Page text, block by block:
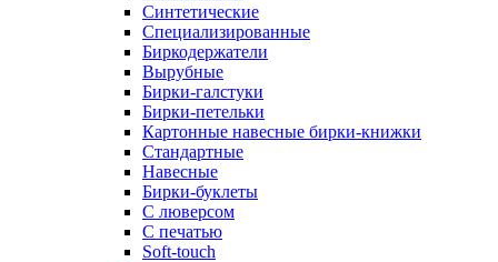
Синтетические
Специализированные
Биркодержатели
Вырубные
Бирки-галстуки
Бирки-петельки
Картонные навесные бирки-книжки
Стандартные
Навесные
Бирки-буклеты
С люверсом
С печатью
Soft-touch